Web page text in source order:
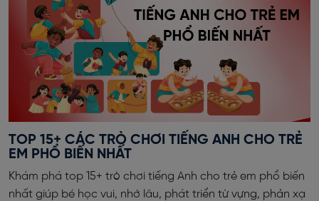
TOP 15+ CÁC TRÒ CHƠI TIẾNG ANH CHO TRẺ
EM PHỔ BIẾN NHẤT
Khám phá top 15+ trò chơi tiếng Anh cho trẻ em phổ biến
nhất giúp bé học vui, nhớ lâu, phát triển từ vựng, phản xạ